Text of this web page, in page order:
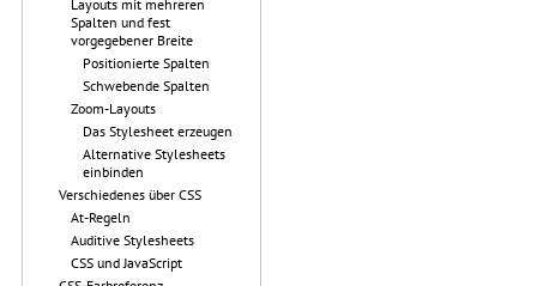
Layouts mit mehreren
Spalten und fest
vorgegebener Breite
Positionierte Spalten
Schwebende Spalten
Zoom-Layouts
Das Stylesheet erzeugen
Alternative Stylesheets
einbinden
Verschiedenes über CSS
At-Regeln
Auditive Stylesheets
CSS und JavaScript